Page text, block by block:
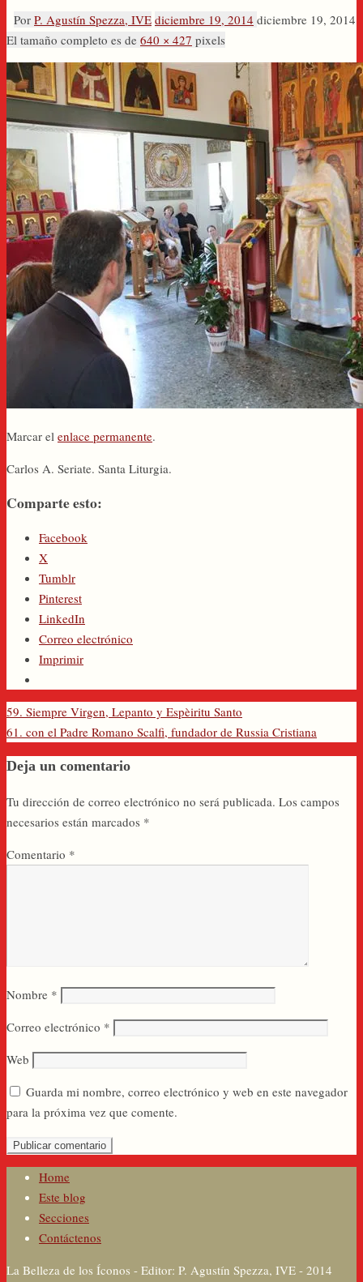
Por P. Agustín Spezza, IVE diciembre 19, 2014 diciembre 19, 2014
El tamaño completo es de 640 × 427 pixels
Marcar el enlace permanente.
Carlos A. Seriate. Santa Liturgia.
Comparte esto:
Facebook
X
Tumblr
Pinterest
LinkedIn
Correo electrónico
Imprimir
59. Siempre Virgen, Lepanto y Espèiritu Santo
61. con el Padre Romano Scalfi, fundador de Russia Cristiana
Deja un comentario
Tu dirección de correo electrónico no será publicada. Los campos
necesarios están marcados *
Comentario *
Nombre *
Correo electrónico *
Web
Guarda mi nombre, correo electrónico y web en este navegador
para la próxima vez que comente.
Home
Este blog
Secciones
Contáctenos
La Belleza de los Íconos - Editor: P. Agustín Spezza, IVE - 2014